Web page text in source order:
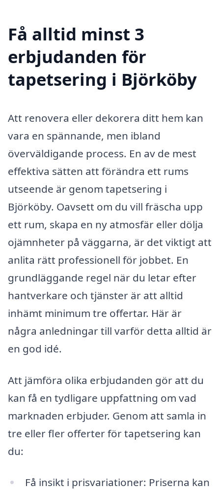
Få alltid minst 3
erbjudanden för
tapetsering i Björköby
Att renovera eller dekorera ditt hem kan
vara en spännande, men ibland
överväldigande process. En av de mest
effektiva sätten att förändra ett rums
utseende är genom tapetsering i
Björköby. Oavsett om du vill fräscha upp
ett rum, skapa en ny atmosfär eller dölja
ojämnheter på väggarna, är det viktigt att
anlita rätt professionell för jobbet. En
grundläggande regel när du letar efter
hantverkare och tjänster är att alltid
inhämt minimum tre offertar. Här är
några anledningar till varför detta alltid är
en god idé.
Att jämföra olika erbjudanden gör att du
kan få en tydligare uppfattning om vad
marknaden erbjuder. Genom att samla in
tre eller fler offerter för tapetsering kan
du:
Få insikt i prisvariationer: Priserna kan